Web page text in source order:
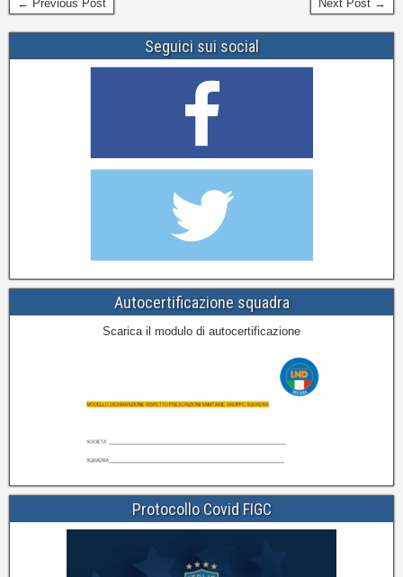
← Previous Post Next Post →
Seguici sui social
Autocertificazione squadra
Scarica il modulo di autocertificazione
Protocollo Covid FIGC